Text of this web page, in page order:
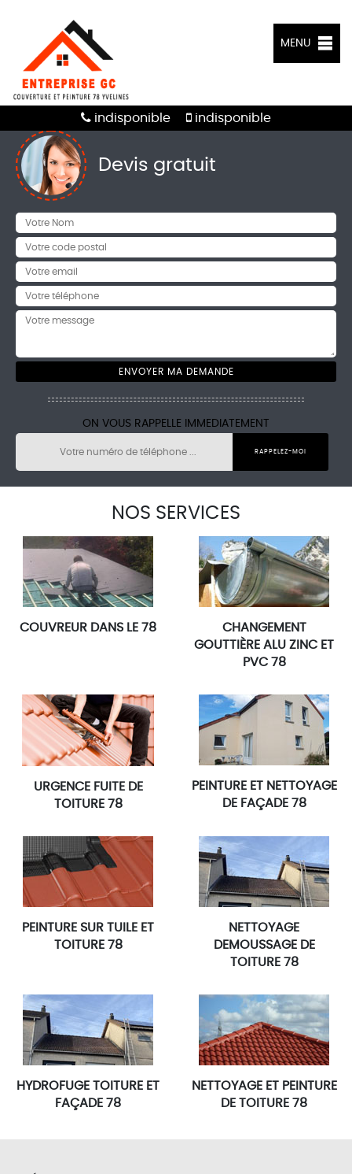
MENU
indisponible indisponible
Devis gratuit
ON VOUS RAPPELLE IMMEDIATEMENT
NOS SERVICES
COUVREUR DANS LE 78
CHANGEMENT
GOUTTIÈRE ALU ZINC ET
PVC 78
URGENCE FUITE DE
TOITURE 78
PEINTURE ET NETTOYAGE
DE FAÇADE 78
PEINTURE SUR TUILE ET
TOITURE 78
NETTOYAGE
DEMOUSSAGE DE
TOITURE 78
HYDROFUGE TOITURE ET
FAÇADE 78
NETTOYAGE ET PEINTURE
DE TOITURE 78